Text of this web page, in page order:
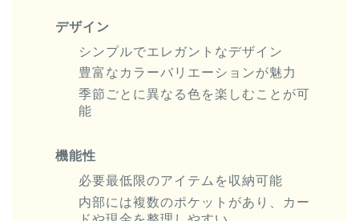
デザイン
シンプルでエレガントなデザイン
豊富なカラーバリエーションが魅力
季節ごとに異なる色を楽しむことが可
能
機能性
必要最低限のアイテムを収納可能
内部には複数のポケットがあり、カー